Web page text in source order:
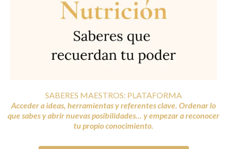
SABERES MAESTROS: PLATAFORMA
Acceder a ideas, herramientas y referentes clave. Ordenar lo
que sabes y abrir nuevas posibilidades... y empezar a reconocer
tu propio conocimiento.